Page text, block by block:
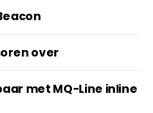
over
met MQ-Line inline